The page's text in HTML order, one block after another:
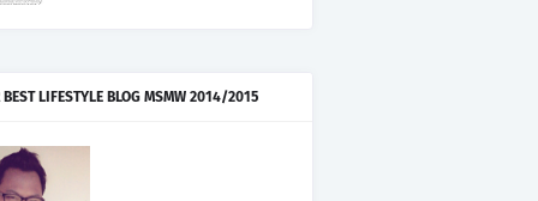
BEST LIFESTYLE BLOG MSMW 2014/2015